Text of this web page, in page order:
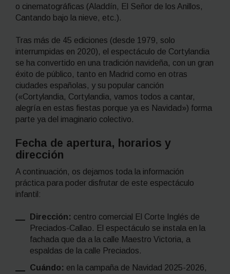
o cinematográficas (Aladdín, El Señor de los Anillos,
Cantando bajo la nieve, etc.).
Tras más de 45 ediciones (desde 1979, solo
interrumpidas en 2020), el espectáculo de Cortylandia
se ha convertido en una tradición navideña, con un gran
éxito de público, tanto en Madrid como en otras
ciudades españolas, y su popular canción
(«Cortylandia, Cortylandia, vamos todos a cantar,
alegría en estas fiestas porque ya es Navidad») forma
parte ya del imaginario colectivo.
Fecha de apertura, horarios y
dirección
A continuación, os dejamos toda la información
práctica para poder disfrutar de este espectáculo
infantil:
Dirección: centro comercial El Corte Inglés de
Preciados-Callao. El espectáculo se instala en la
fachada que da a la calle Maestro Victoria, a
espaldas de la calle Preciados.
Cuándo: en la campaña de Navidad 2025-2026,